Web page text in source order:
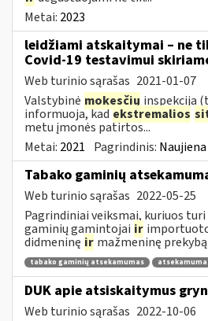
Metai: 2023
leidžiami atskaitymai – ne
Covid-19 testavimui
Web turinio sąrašas 2021-01-07
Valstybinė mokesčių inspekcija
informuoja, kadekstremalios
metu įmonės patirtos...
Metai: 2021 Pagrindinis: Naujiena
Tabako gaminių
Web turinio sąrašas 2022-05-25
Pagrindiniai veiksmai, kuriuos
gaminių gamintojai ir
didmeninę ir mažmeninę
tabako gaminių atsekamumas
DUK apie atsiskaitymus
Web turinio sąrašas 2022-10-06